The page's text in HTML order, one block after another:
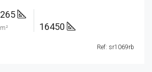
265
m² 16450
Ref: sr1069rb